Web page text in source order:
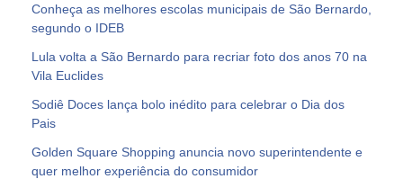
Conheça as melhores escolas municipais de São Bernardo,
segundo o IDEB
Lula volta a São Bernardo para recriar foto dos anos 70 na
Vila Euclides
Sodiê Doces lança bolo inédito para celebrar o Dia dos
Pais
Golden Square Shopping anuncia novo superintendente e
quer melhor experiência do consumidor